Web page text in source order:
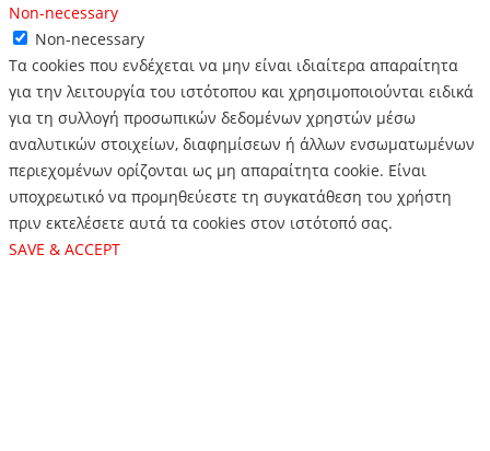
Non-necessary
Non-necessary
Τα cookies που ενδέχεται να μην είναι ιδιαίτερα απαραίτητα
για την λειτουργία του ιστότοπου και χρησιμοποιούνται ειδικά
για τη συλλογή προσωπικών δεδομένων χρηστών μέσω
αναλυτικών στοιχείων, διαφημίσεων ή άλλων ενσωματωμένων
περιεχομένων ορίζονται ως μη απαραίτητα cookie. Είναι
υποχρεωτικό να προμηθεύεστε τη συγκατάθεση του χρήστη
πριν εκτελέσετε αυτά τα cookies στον ιστότοπό σας.
SAVE & ACCEPT